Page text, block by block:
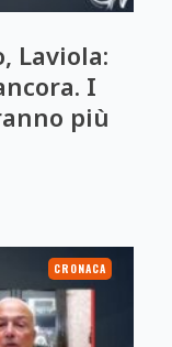
Laviola:
I
più
CRONACA